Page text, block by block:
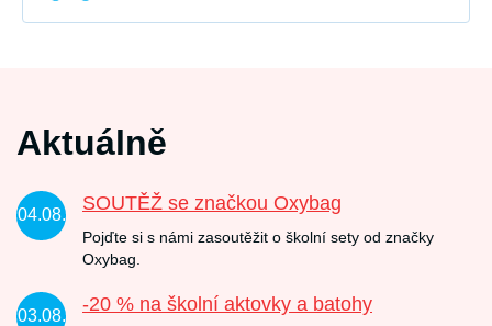
Aktuálně
04.08.
SOUTĚŽ se značkou Oxybag
Pojďte si s námi zasoutěžit o školní sety od značky
Oxybag.
03.08.
-20 % na školní aktovky a batohy